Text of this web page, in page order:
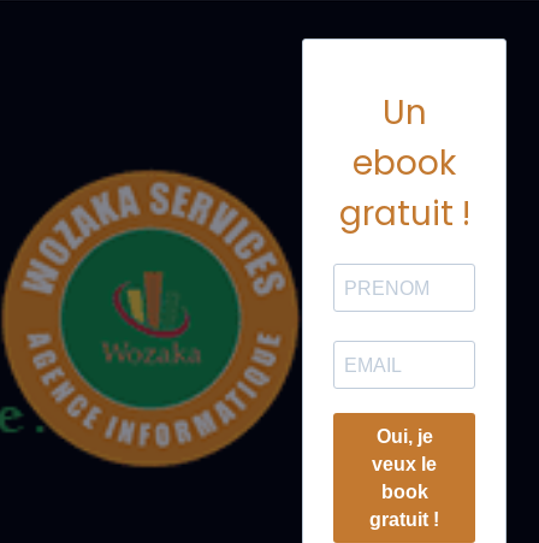
Un
ebook
gratuit !
Oui, je
veux le
book
gratuit !